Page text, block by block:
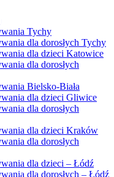
Tychy
dla dorosłych Tychy
dla dzieci Katowice
dla dorosłych
Bielsko-Biała
dla dzieci Gliwice
dla dorosłych
dla dzieci Kraków
dla dorosłych
dla dzieci – Łódź
dla dorosłych – Łódź